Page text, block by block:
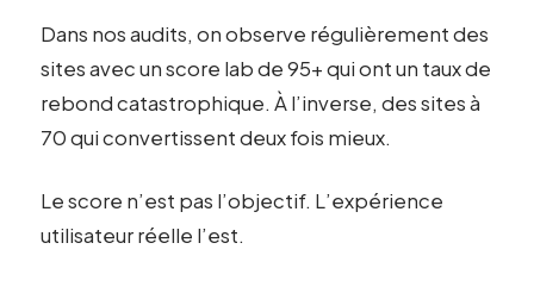
Dans nos audits, on observe régulièrement des
sites avec un score lab de 95+ qui ont un taux de
rebond catastrophique. À l’inverse, des sites à
70 qui convertissent deux fois mieux.
Le score n’est pas l’objectif. L’expérience
utilisateur réelle l’est.